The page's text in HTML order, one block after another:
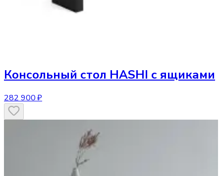
Консольный стол HASHI с ящиками
282 900 ₽